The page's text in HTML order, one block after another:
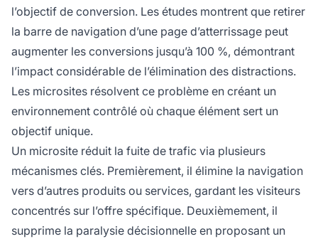
l’objectif de conversion. Les études montrent que retirer
la barre de navigation d’une page d’atterrissage peut
augmenter les conversions jusqu’à 100 %, démontrant
l’impact considérable de l’élimination des distractions.
Les microsites résolvent ce problème en créant un
environnement contrôlé où chaque élément sert un
objectif unique.
Un microsite réduit la fuite de trafic via plusieurs
mécanismes clés. Premièrement, il élimine la navigation
vers d’autres produits ou services, gardant les visiteurs
concentrés sur l’offre spécifique. Deuxièmement, il
supprime la paralysie décisionnelle en proposant un